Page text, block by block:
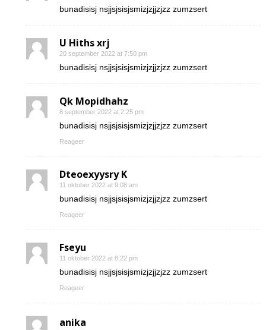
bunadisisj nsjjsjsisjsmizjzjjzjzz zumzsert
U Hiths xrj
20 september 2022 at 7:50 pm
bunadisisj nsjjsjsisjsmizjzjjzjzz zumzsert
Qk Mopidhahz
8 september 2022 at 2:25 pm
bunadisisj nsjjsjsisjsmizjzjjzjzz zumzsert
Reageer
Dteoexyysry K
11 oktober 2022 at 9:08 am
bunadisisj nsjjsjsisjsmizjzjjzjzz zumzsert
Reageer
Fseyu
11 oktober 2022 at 8:22 pm
bunadisisj nsjjsjsisjsmizjzjjzjzz zumzsert
Reageer
anika